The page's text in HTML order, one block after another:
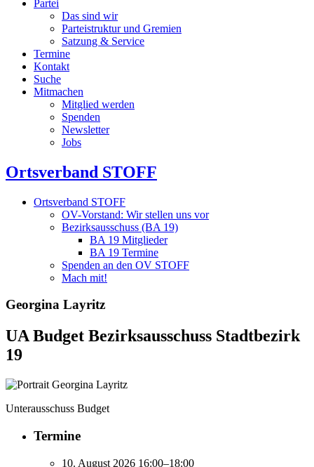
Partei
Das sind wir
Parteistruktur und Gremien
Satzung & Service
Termine
Kontakt
Suche
Mitmachen
Mitglied werden
Spenden
Newsletter
Jobs
Ortsverband STOFF
Ortsverband STOFF
OV-Vorstand: Wir stellen uns vor
Bezirksausschuss (BA 19)
BA 19 Mitglieder
BA 19 Termine
Spenden an den OV STOFF
Mach mit!
Georgina Layritz
UA Budget Bezirksausschuss Stadtbezirk
19
Unterausschuss Budget
Termine
10. August 2026 16:00–18:00